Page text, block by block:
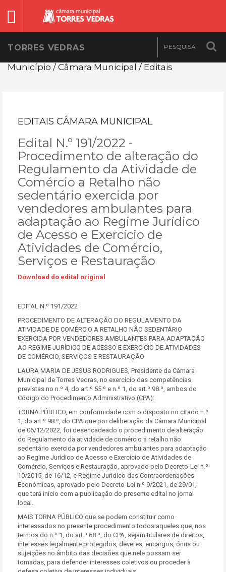
TORRES VEDRAS
Município / Câmara Municipal / Editais
EDITAIS CÂMARA MUNICIPAL
Edital N.º 191/2022 -
Procedimento de alteração do
Regulamento da Atividade de
Comércio a Retalho não
sedentário exercida por
vendedores ambulantes para
adaptação ao Regime Jurídico
de Acesso e Exercício de
Atividades de Comércio,
Serviços e Restauração
Download do edital original
EDITAL N.º 191/2022
PROCEDIMENTO DE ALTERAÇÃO DO REGULAMENTO DA
ATIVIDADE DE COMÉRCIO A RETALHO NÃO SEDENTÁRIO
EXERCIDA POR VENDEDORES AMBULANTES PARA ADAPTAÇÃO
AO REGIME JURÍDICO DE ACESSO E EXERCÍCIO DE ATIVIDADES
DE COMÉRCIO, SERVIÇOS E RESTAURAÇÃO
LAURA MARIA DE JESUS RODRIGUES, Presidente da Câmara
Municipal de Torres Vedras, no exercício das competências
previstas no n.º 4, do art.º 55.º e n.º 1, do art.º 98.º, ambos do
Código do Procedimento Administrativo (CPA):
TORNA PÚBLICO, em conformidade com o disposto no citado n.º
1, do art.º 98.º, do CPA que por deliberação da Câmara Municipal
de 06/12/2022, foi desencadeado o procedimento de alteração
do Regulamento da atividade de comércio a retalho não
sedentário exercida por vendedores ambulantes para adaptação
ao Regime Jurídico de Acesso e Exercício de Atividades de
Comércio, Serviços e Restauração, aprovado pelo Decreto-Lei n.º
10/2015, de 16/12, e Regime Jurídico das Contraordenações
Económicas, aprovado pelo Decreto-Lei n.º 9/2021, de 29/01,
que terá início com a publicação do presente edital no jornal
local.
MAIS TORNA PÚBLICO que se podem constituir como
interessados no presente procedimento todos aqueles que, nos
termos do n.º 1, do art.º 68.º, do CPA, sejam titulares de direitos,
interesses legalmente protegidos, deveres, encargos, ónus ou
sujeições no âmbito das decisões que nele possam ser
tomadas, para defender interesses coletivos ou proceder à